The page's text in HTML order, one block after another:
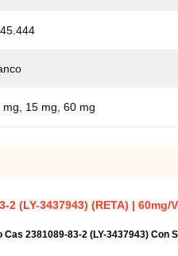
mg, 15 mg, 60 mg
2 (LY-3437943) (RETA) |
2381089-83-2 (LY-3437943) Con